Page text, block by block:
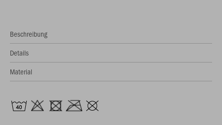
Beschreibung
Details
Material